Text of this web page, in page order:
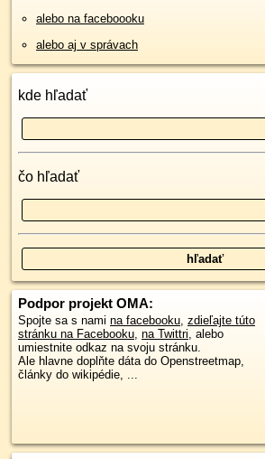
alebo na faceboooku
alebo aj v správach
kde hľadať
čo hľadať
Podpor projekt OMA:
Spojte sa s nami na facebooku, zdieľajte túto
stránku na Facebooku, na Twittri, alebo
umiestnite odkaz na svoju stránku.
Ale hlavne doplňte dáta do Openstreetmap,
články do wikipédie, ...